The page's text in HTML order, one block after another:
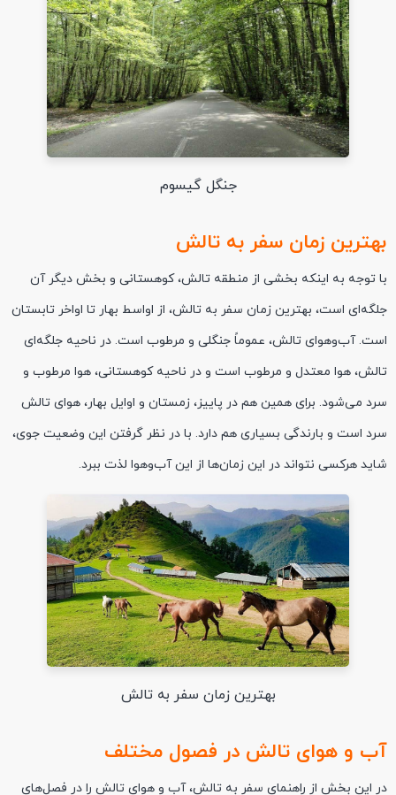
جنگل گیسوم
بهترین زمان سفر به تالش
با توجه به اینکه بخشی از منطقه تالش، کوهستانی و بخش دیگر آن
جلگه‌ای است، بهترین زمان سفر به تالش، از اواسط بهار تا اواخر تابستان
است. آب‌وهوای تالش، عموماً جنگلی و مرطوب است. در ناحیه جلگه‌ای
تالش، هوا معتدل و مرطوب است و در ناحیه کوهستانی، هوا مرطوب و
سرد می‌شود. برای همین هم در پاییز، زمستان و اوایل بهار، هوای تالش
سرد است و بارندگی بسیاری هم دارد. با در نظر گرفتن این وضعیت جوی،
شاید هرکسی نتواند در این زمان‌ها از این آب‌وهوا لذت ببرد.
بهترین زمان سفر به تالش
آب و هوای تالش در فصول مختلف
در این بخش از راهنمای سفر به تالش، آب و هوای تالش را در فصل‌های